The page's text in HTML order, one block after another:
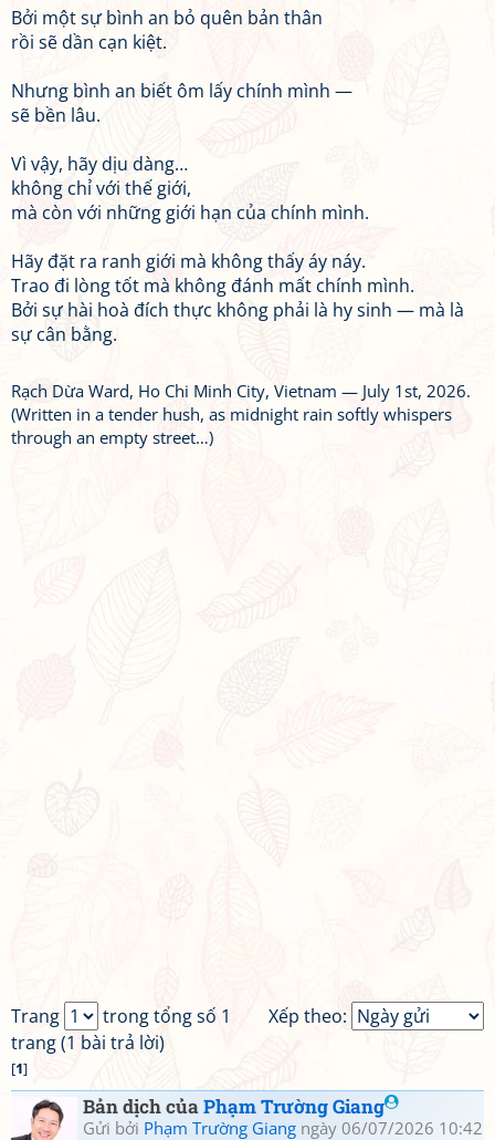
Bởi một sự bình an bỏ quên bản thân
rồi sẽ dần cạn kiệt.
Nhưng bình an biết ôm lấy chính mình —
sẽ bền lâu.
Vì vậy, hãy dịu dàng…
không chỉ với thế giới,
mà còn với những giới hạn của chính mình.
Hãy đặt ra ranh giới mà không thấy áy náy.
Trao đi lòng tốt mà không đánh mất chính mình.
Bởi sự hài hoà đích thực không phải là hy sinh — mà là
sự cân bằng.
Rạch Dừa Ward, Ho Chi Minh City, Vietnam — July 1st, 2026.
(Written in a tender hush, as midnight rain softly whispers
through an empty street…)
Xếp theo:
Trang
trong tổng số 1
trang (1 bài trả lời)
[1]
Bản dịch củaPhạm Trường Giang
Gửi bởi Phạm Trường Giang ngày 06/07/2026 10:42